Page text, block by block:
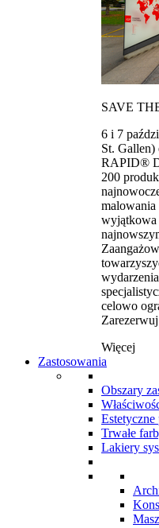
SAVE
6 i 7
St. Gallen)
RAPID®
200
wyjątkowa
celowo
Więcej
Zastosowania
Obszary
Trwałe
Lakiery